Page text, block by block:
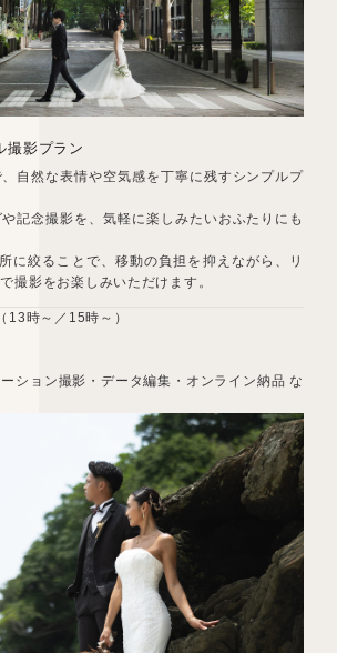
撮影プラン
自然な表情や空気感を丁寧に残すシンプルプ
記念撮影を、気軽に楽しみたいおふたりにも
に絞ることで、移動の負担を抑えながら、リ
撮影をお楽しみいただけます。
13時～／15時～）
ション撮影・データ編集・オンライン納品 な